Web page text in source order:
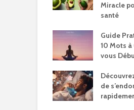
Miracle
santé
Guide
10 Mots
vous
de